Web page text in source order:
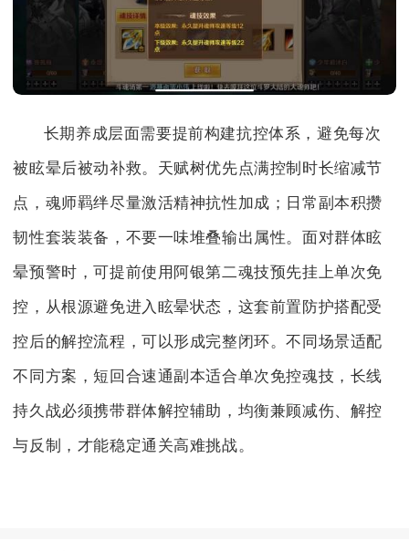
长期养成层面需要提前构建抗控体系，避免每次
被眩晕后被动补救。天赋树优先点满控制时长缩减节
点，魂师羁绊尽量激活精神抗性加成；日常副本积攒
韧性套装装备，不要一味堆叠输出属性。面对群体眩
晕预警时，可提前使用阿银第二魂技预先挂上单次免
控，从根源避免进入眩晕状态，这套前置防护搭配受
控后的解控流程，可以形成完整闭环。不同场景适配
不同方案，短回合速通副本适合单次免控魂技，长线
持久战必须携带群体解控辅助，均衡兼顾减伤、解控
与反制，才能稳定通关高难挑战。